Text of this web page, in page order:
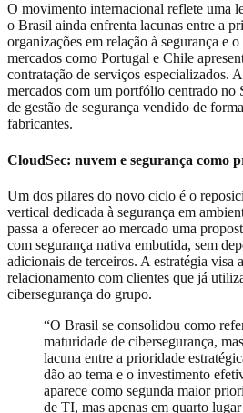
O movimento internacional reflete uma
o Brasil ainda enfrenta lacunas entre a
organizações em relação à segurança e
mercados como Portugal e Chile
contratação de serviços especializados.
mercados com um portfólio centrado no
de gestão de segurança vendido de
fabricantes.
CloudSec: nuvem e segurança como
Um dos pilares do novo ciclo é o
vertical dedicada à segurança em
passa a oferecer ao mercado uma
com segurança nativa embutida, sem
adicionais de terceiros. A estratégia visa
relacionamento com clientes que já
cibersegurança do grupo.
“O Brasil se consolidou como
maturidade de cibersegurança,
lacuna entre a prioridade
dão ao tema e o investimento
aparece como segunda maior
de TI, mas apenas em quarto